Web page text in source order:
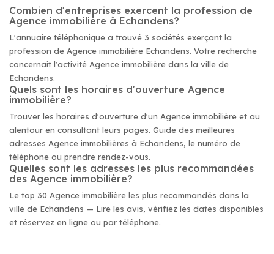
Combien d'entreprises exercent la profession de
Agence immobilière à Echandens?
L'annuaire téléphonique a trouvé 3 sociétés exerçant la
profession de Agence immobilière Echandens. Votre recherche
concernait l'activité Agence immobilière dans la ville de
Echandens.
Quels sont les horaires d'ouverture Agence
immobilière?
Trouver les horaires d'ouverture d'un Agence immobilière et au
alentour en consultant leurs pages. Guide des meilleures
adresses Agence immobilières à Echandens, le numéro de
téléphone ou prendre rendez-vous.
Quelles sont les adresses les plus recommandées
des Agence immobilière?
Le top 30 Agence immobilière les plus recommandés dans la
ville de Echandens — Lire les avis, vérifiez les dates disponibles
et réservez en ligne ou par téléphone.